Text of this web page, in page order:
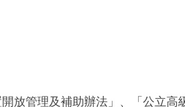
放管理及補助辦法」、「公立高